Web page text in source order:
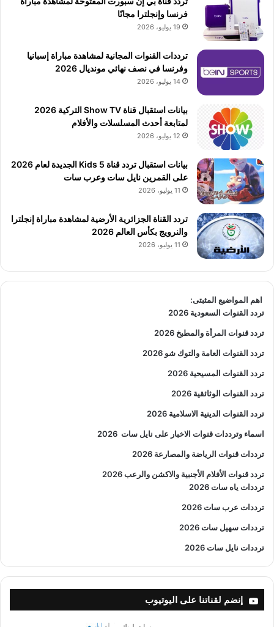
فرنسا وإنجلترا مجانًا
19 يوليو، 2026
ترددات القنوات المجانية لمشاهدة مباراة إسبانيا
وفرنسا في نصف نهائي مونديال 2026
14 يوليو، 2026
بيانات استقبال قناة Show TV التركية 2026
لمتابعة أحدث المسلسلات والأفلام
12 يوليو، 2026
بيانات استقبال تردد قناة 5 Kids الجديدة لعام 2026
على القمرين نايل سات وعرب سات
11 يوليو، 2026
تردد القناة الجزائرية الأرضية لمشاهدة مباراة إنجلترا
والنرويج بكأس العالم 2026
11 يوليو، 2026
اهم المواضيع المثبتى:
تردد القنوات السعودية 2026
تردد قنوات المرأة والمطبخ 2026
تردد القنوات العامة والتوك شو 2026
تردد القنوات المسيحية 2026
تردد القنوات الوثائقية 2026
تردد القنوات الدينية الاسلامية 2026
اسماء وترددات قنوات الاخبار على نايل سات 2026
ترددات قنوات الرياضة والمصارعة 2026
تردد قنوات الأفلام الأجنبية والاكشن والرعب2026
ترددات ياه سات 2026
ترددات عرب سات 2026
ترددات سهيل سات 2026
ترددات نايل سات 2026
إنضم لقناتنا على اليوتيوب